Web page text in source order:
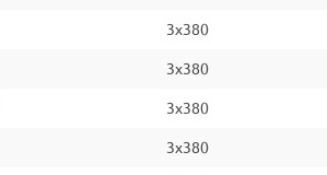
3x380
3x380
3x380
3x380